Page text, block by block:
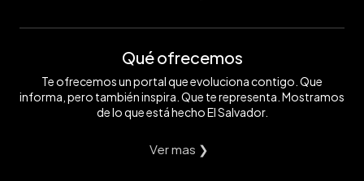
Qué ofrecemos
Te ofrecemos un portal que evoluciona contigo. Que
informa, pero también inspira. Que te representa. Mostramos
de lo que está hecho El Salvador.
Ver mas ❯